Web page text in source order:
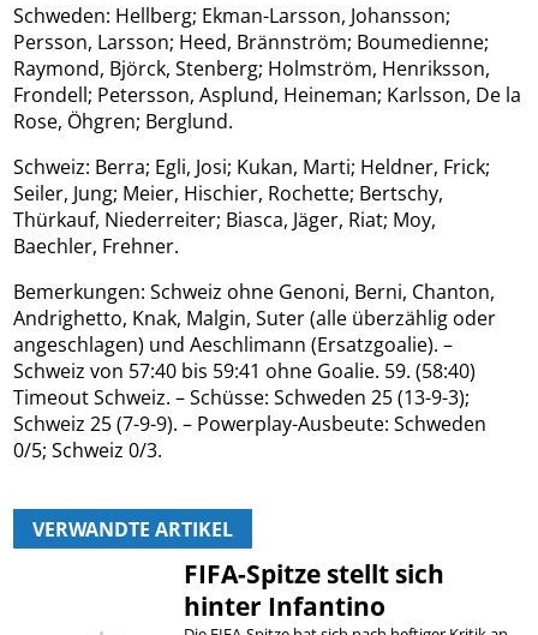
Schweden: Hellberg; Ekman-Larsson, Johansson;
Persson, Larsson; Heed, Brännström; Boumedienne;
Raymond, Björck, Stenberg; Holmström, Henriksson,
Frondell; Petersson, Asplund, Heineman; Karlsson, De la
Rose, Öhgren; Berglund.
Schweiz: Berra; Egli, Josi; Kukan, Marti; Heldner, Frick;
Seiler, Jung; Meier, Hischier, Rochette; Bertschy,
Thürkauf, Niederreiter; Biasca, Jäger, Riat; Moy,
Baechler, Frehner.
Bemerkungen: Schweiz ohne Genoni, Berni, Chanton,
Andrighetto, Knak, Malgin, Suter (alle überzählig oder
angeschlagen) und Aeschlimann (Ersatzgoalie). –
Schweiz von 57:40 bis 59:41 ohne Goalie. 59. (58:40)
Timeout Schweiz. – Schüsse: Schweden 25 (13-9-3);
Schweiz 25 (7-9-9). – Powerplay-Ausbeute: Schweden
0/5; Schweiz 0/3.
VERWANDTE ARTIKEL
FIFA-Spitze stellt sich
hinter Infantino